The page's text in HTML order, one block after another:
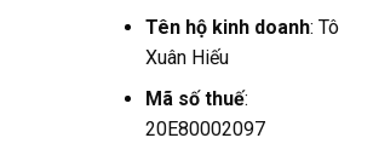
Tên hộ kinh doanh: Tô
Xuân Hiếu
Mã số thuế:
20E80002097